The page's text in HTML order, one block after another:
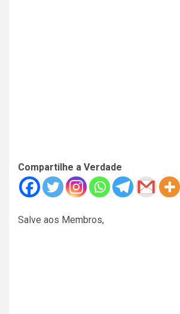
Compartilhe a Verdade
Salve aos Membros,